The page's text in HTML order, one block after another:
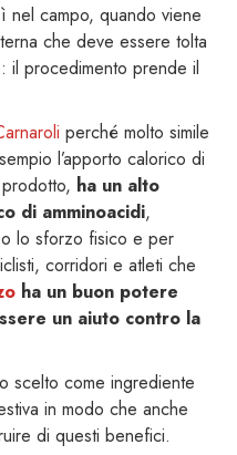
nel campo, quando viene
che deve essere tolta
il procedimento prende il
perché molto simile
l’apporto calorico di
ha un alto
di amminoacidi,
lo sforzo fisico e per
corridori e atleti che
ha un buon potere
un aiuto contro la
scelto come ingrediente
in modo che anche
di questi benefici.